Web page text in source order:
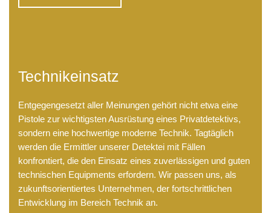
Technikeinsatz
Entgegengesetzt aller Meinungen gehört nicht etwa eine
Pistole zur wichtigsten Ausrüstung eines Privatdetektivs,
sondern eine hochwertige moderne Technik. Tagtäglich
werden die Ermittler unserer Detektei mit Fällen
konfrontiert, die den Einsatz eines zuverlässigen und guten
technischen Equipments erfordern. Wir passen uns, als
zukunftsorientiertes Unternehmen, der fortschrittlichen
Entwicklung im Bereich Technik an.